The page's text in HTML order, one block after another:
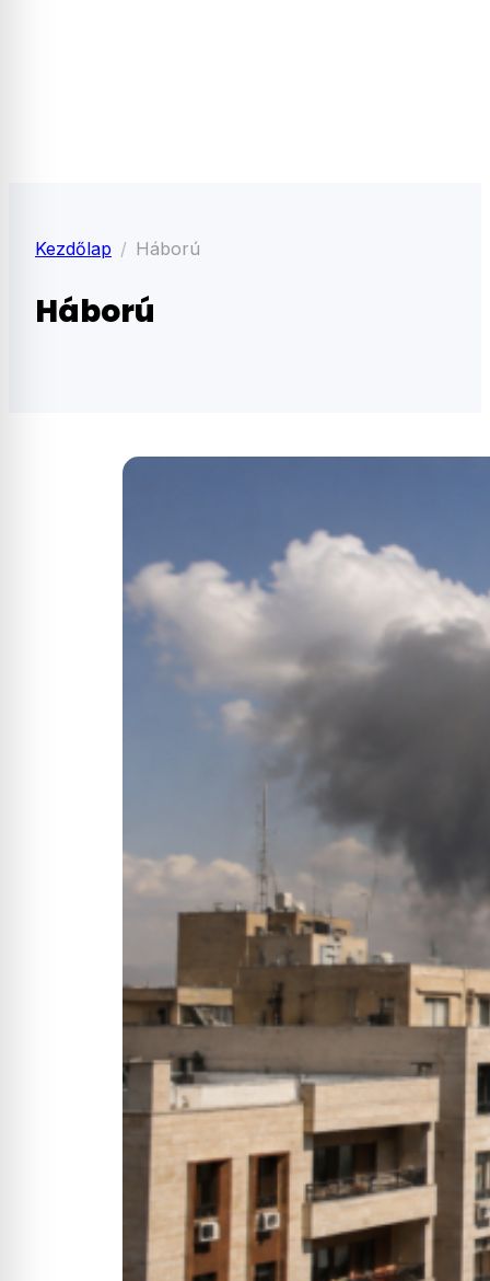
Kezdőlap Háború
Háború